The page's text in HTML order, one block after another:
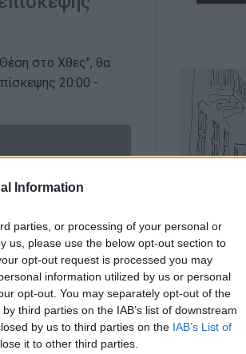
Information
parties, or processing of your personal or
us, please use the below opt-out section to
opt-out request is processed you may
information utilized by us or personal
opt-out. You may separately opt-out of the
third parties on the IAB’s list of downstream
by us to third parties on the IAB’s List of
it to other third parties.
στο Χθες", θα
20:00 -